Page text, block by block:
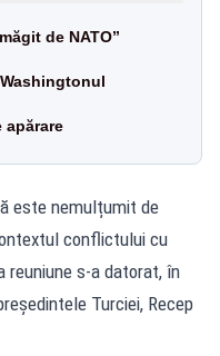
de NATO”
apărare
este nemulțumit de
conflictului cu
reuniune s-a datorat, în
Turciei, Recep